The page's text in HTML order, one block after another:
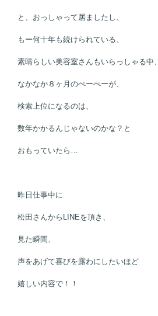
と、おっしゃって居ましたし、
もー何十年も続けられている、
素晴らしい美容室さんもいらっしゃる中、
なかなか８ヶ月のぺーぺーが、
検索上位になるのは、
数年かかるんじゃないのかな？と
おもっていたら…
昨日仕事中に
松田さんからLINEを頂き、
見た瞬間、
声をあげて喜びを露わにしたいほど
嬉しい内容で！！